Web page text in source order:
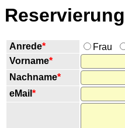
Anrede* Frau
Vorname*
Nachname*
eMail *